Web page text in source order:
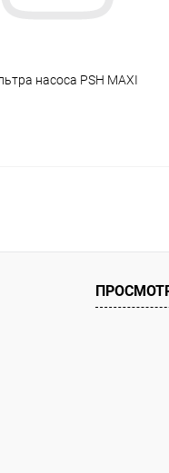
насоса PSH MAXI
В наличии